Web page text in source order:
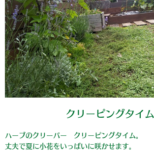
クリーピングタイム
ハーブのクリーパー クリーピングタイム。
丈夫で夏に小花をいっぱいに咲かせます。